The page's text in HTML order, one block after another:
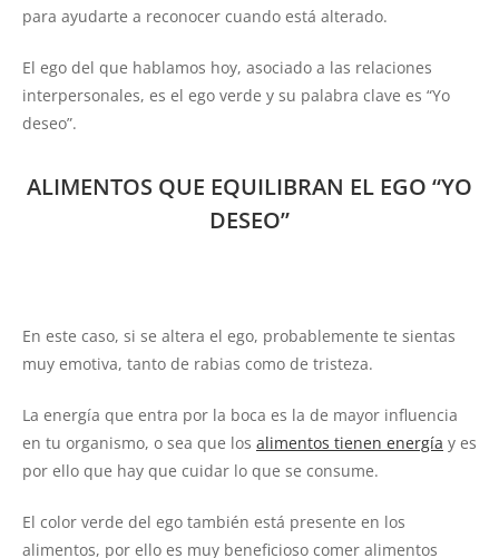
para ayudarte a reconocer cuando está alterado.
El ego del que hablamos hoy, asociado a las relaciones
interpersonales, es el ego verde y su palabra clave es “Yo
deseo”.
ALIMENTOS QUE EQUILIBRAN EL EGO “YO
DESEO”
En este caso, si se altera el ego, probablemente te sientas
muy emotiva, tanto de rabias como de tristeza.
La energía que entra por la boca es la de mayor influencia
en tu organismo, o sea que los alimentos tienen energía y es
por ello que hay que cuidar lo que se consume.
El color verde del ego también está presente en los
alimentos, por ello es muy beneficioso comer alimentos